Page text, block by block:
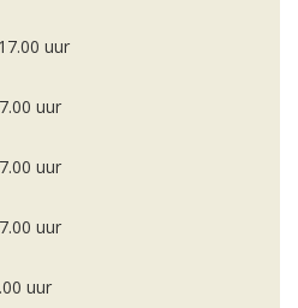
uur
uur
uur
uur
uur